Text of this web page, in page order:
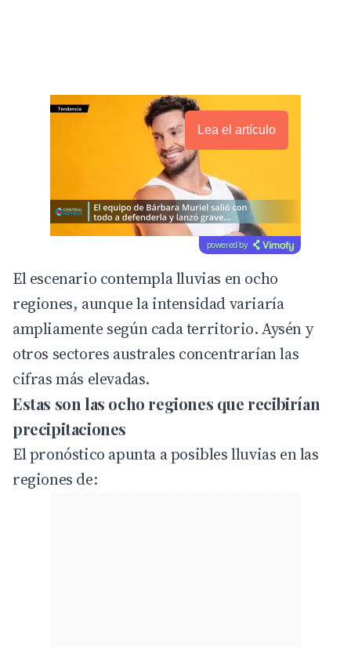
Lea el artículo
powered by
El escenario contempla lluvias en ocho
regiones, aunque la intensidad variaría
ampliamente según cada territorio. Aysén y
otros sectores australes concentrarían las
cifras más elevadas.
Estas son las ocho regiones que recibirían
precipitaciones
El pronóstico apunta a posibles lluvias en las
regiones de: